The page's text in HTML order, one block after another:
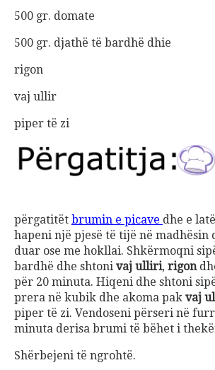
500 gr. domate
500 gr. djathë të bardhë dhie
rigon
vaj ullir
piper të zi
përgatitët brumin e picave dhe e
hapeni një pjesë të tijë në madhësin
duar ose me hokllai. Shkërmoqni
bardhë dhe shtoni vaj ulliri, rigon
për 20 minuta. Hiqeni dhe shtoni
prera në kubik dhe akoma pak vaj
piper të zi. Vendoseni përseri në
minuta derisa brumi të bëhet i
Shërbejeni të ngrohtë.